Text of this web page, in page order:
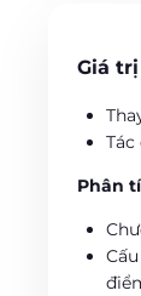
Giá trị
Phân